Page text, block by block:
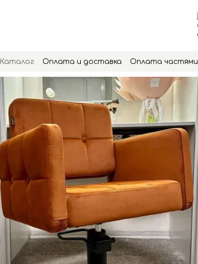
Каталог Оплата и доставка Оплата частями